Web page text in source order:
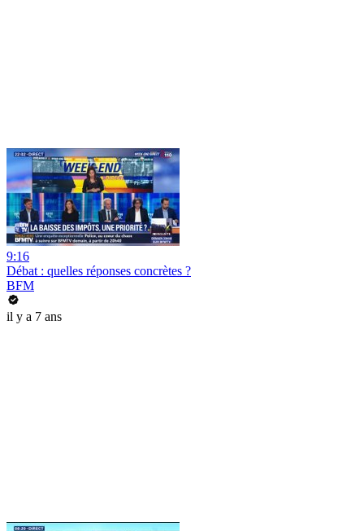
9:16
Débat : quelles réponses concrètes ?
BFM
il y a 7 ans